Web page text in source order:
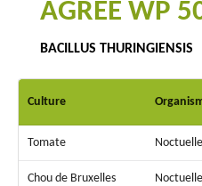
AGREE WP
BACILLUS THURINGIENSIS
Culture
Tomate
Chou de Bruxelles